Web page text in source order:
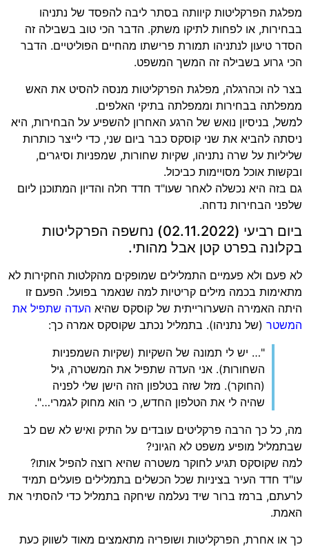
מפלגת הפרקליטות קיוותה בסתר ליבה להפסד של נתניהו
בבחירות, או לפחות לתיקו משתק. הדבר הכי טוב בשבילה זה
הסדר טיעון לנתניהו תמורת פרישתו מהחיים הפוליטיים. הדבר
הכי גרוע בשבילה זה המשך המשפט.
בצר לה וכהרגלה, מפלגת הפרקליטות מנסה להסיט את האש
ממפלתה בבחירות וממפלתה בתיקי האלפים.
למשל, בניסיון נואש של הרגע האחרון להשפיע על הבחירות, היא
ניסתה להביא את שני קוסקס כבר ביום שני, כדי לייצר כותרות
שליליות על שרה נתניהו, שקיות שחורות, שמפניות וסיגרים,
ובקשות אוכל מסויימות כביכול.
גם בזה היא נכשלה לאחר שעו"ד חדד חלה והדיון המתוכנן ליום
שלפני הבחירות נדחה.
ביום רביעי (02.11.2022) נחשפה הפרקליטות
בקלונה בפרט קטן אבל מהותי.
לא פעם ולא פעמיים התמלילים שמופקים מהקלטות החקירות לא
מתאימות בכמה מילים קריטיות למה שנאמר בפועל. הפעם זו
היתה האמירה השערורייתית של קוסקס שהיא העדה שתפיל את
המשטר (של נתניהו). בתמליל נכתב שקוסקס אמרה כך:
"… יש לי תמונה של השקיות (שקיות השמפניות
השחורות). אני העדה שתפיל את המשטרה, גיל
(החוקר). מזל שזה בטלפון הזה הישן שלי לפניה
שהיה לי את הטלפון החדש, כי הוא מחוק לגמרי…".
מה, כל כך הרבה פרקליטים עובדים על התיק ואיש לא שם לב
שבתמליל מופיע משפט לא הגיוני?
למה שקוסקס תגיע לחוקר משטרה שהיא רוצה להפיל אותו?
עו"ד חדד העיר בציניות שכל הכשלים בתמלילים פועלים תמיד
לרעתם, ברמז ברור שיד נעלמה שיחקה בתמליל כדי להסתיר את
האמת.
כך או אחרת, הפרקליטות ושופריה מתאמצים מאוד לשווק כעת